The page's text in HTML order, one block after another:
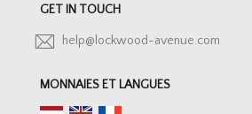
GET IN TOUCH
help@lockwood-avenue.com
MONNAIES ET LANGUES